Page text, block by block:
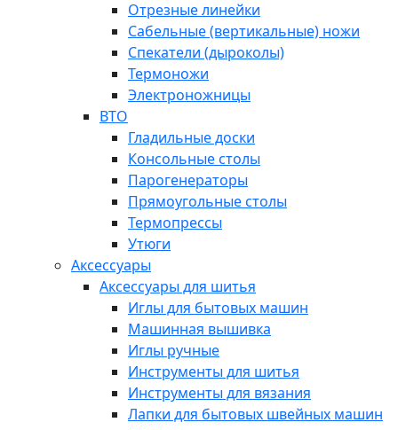
Отрезные линейки
Сабельные (вертикальные) ножи
Спекатели (дыроколы)
Термоножи
Электроножницы
ВТО
Гладильные доски
Консольные столы
Парогенераторы
Прямоугольные столы
Термопрессы
Утюги
Аксессуары
Аксессуары для шитья
Иглы для бытовых машин
Машинная вышивка
Иглы ручные
Инструменты для шитья
Инструменты для вязания
Лапки для бытовых швейных машин